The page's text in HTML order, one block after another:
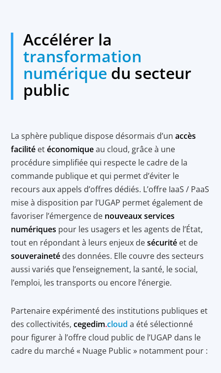
Accélérer la
transformation
numérique du secteur
public
La sphère publique dispose désormais d’unaccès
facilité etéconomiqueau cloud, grâce à une
procédure simplifiée qui respecte le cadre de la
commande publique et qui permet d’éviter le
recours aux appels d’offres dédiés. L’offre IaaS / PaaS
mise à disposition par l’UGAP permet également de
favoriser l’émergence de nouveaux services
numériques pour les usagers et les agents de l’État,
tout en répondant à leurs enjeux desécurité et de
souveraineté des données. Elle couvre des secteurs
aussi variés que l’enseignement, la santé, le social,
l’emploi, les transports ou encore l’énergie.
Partenaire expérimenté des institutions publiques et
des collectivités,cegedim.cloud a été sélectionné
pour figurer à l’offre cloud public de l’UGAP dans le
cadre du marché « Nuage Public » notamment pour :